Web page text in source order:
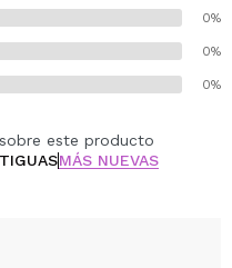
0%
0%
0%
este producto
MÁS NUEVAS